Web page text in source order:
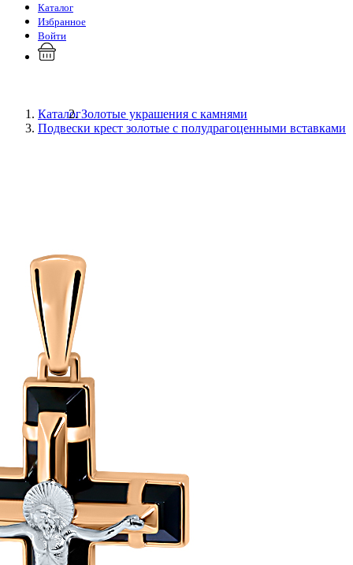
Каталог
Избранное
Войти
КаталогЗолотые украшения с камнями
Подвески крест золотые с полудрагоценными вставками